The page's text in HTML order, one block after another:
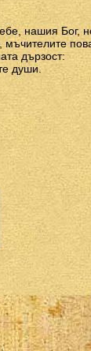
нашия Бог,
дързост:
души.